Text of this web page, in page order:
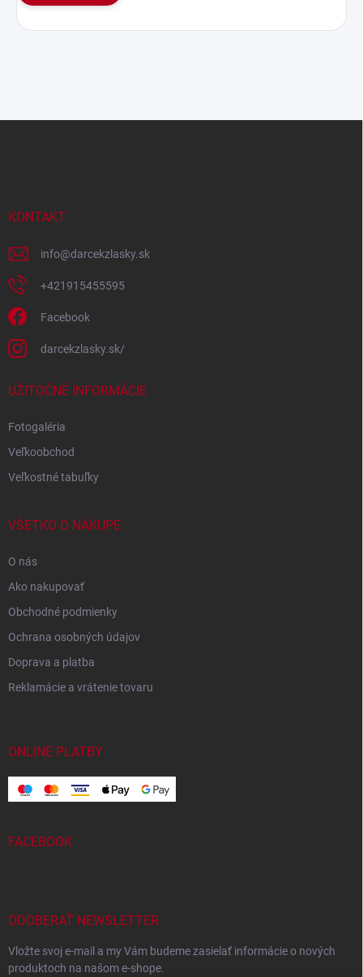
KONTAKT
info@darcekzlasky.sk
+421915455595
Facebook
darcekzlasky.sk/
UŽITOČNÉ INFORMÁCIE
Fotogaléria
Veľkoobchod
Veľkostné tabuľky
VŠETKO O NÁKUPE
O nás
Ako nakupovať
Obchodné podmienky
Ochrana osobných údajov
Doprava a platba
Reklamácie a vrátenie tovaru
ONLINE PLATBY
FACEBOOK
ODOBERAŤ NEWSLETTER
Vložte svoj e-mail a my Vám budeme zasielať informácie o nových
produktoch na našom e-shope.